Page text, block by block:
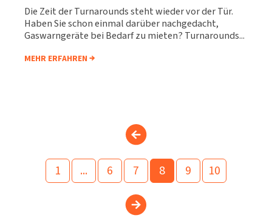
Die Zeit der Turnarounds steht wieder vor der Tür.
Haben Sie schon einmal darüber nachgedacht,
Gaswarngeräte bei Bedarf zu mieten? Turnarounds...
MEHR ERFAHREN
1 ... 6 7 8 9 10